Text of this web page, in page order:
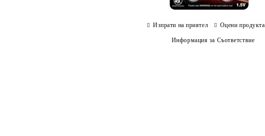
Изпрати на приятел Оцени продукта
Информация за Съответствие